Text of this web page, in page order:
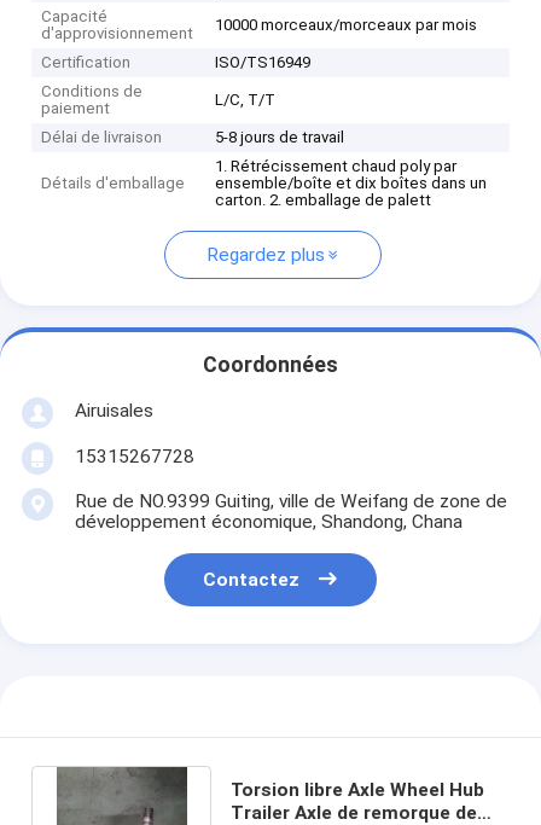
Capacité
d'approvisionnement
10000 morceaux/morceaux par mois
Certification
ISO/TS16949
Conditions de
paiement
L/C, T/T
Délai de livraison 5-8 jours de travail
Détails d'emballage
1. Rétrécissement chaud poly par
ensemble/boîte et dix boîtes dans un
carton. 2. emballage de palett
Regardez plus
Coordonnées
Airuisales
15315267728
Rue de NO.9399 Guiting, ville de Weifang de zone de
développement économique, Shandong, Chana
Contactez
Torsion libre Axle Wheel Hub
Trailer Axle de remorque de